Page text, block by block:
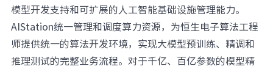
模型开发支持和可扩展的人工智能基础设施管理能力。
AIStation统一管理和调度算力资源，为恒生电子算法工程
师提供统一的算法开发环境，实现大模型预训练、精调和
推理测试的完整业务流程。对于千亿、百亿参数的模型精